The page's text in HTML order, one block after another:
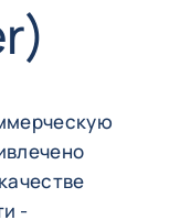
-